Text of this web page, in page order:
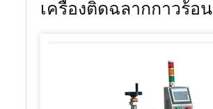
เครื่องติดฉลากกาวร้อน